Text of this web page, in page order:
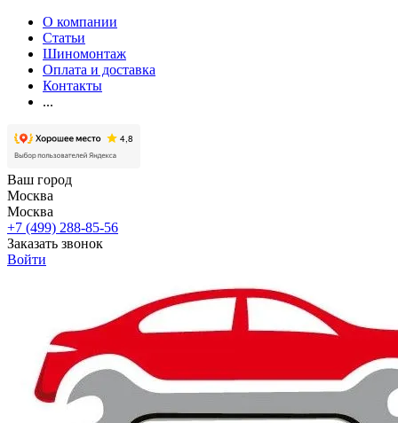
О компании
Статьи
Шиномонтаж
Оплата и доставка
Контакты
...
Ваш город
Москва
Москва
+7 (499) 288-85-56
Заказать звонок
Войти